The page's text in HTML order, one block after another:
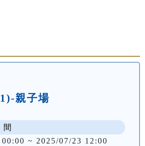
親子場
~ 2025/07/23 12:00